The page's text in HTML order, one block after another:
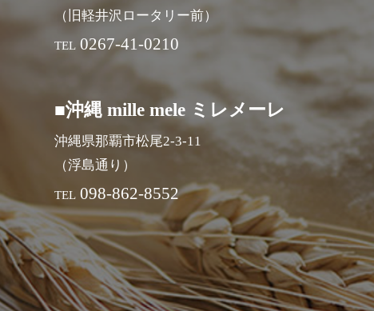
（旧軽井沢ロータリー前）
TEL 0267-41-0210
■沖縄 mille mele ミレメーレ
沖縄県那覇市松尾2-3-11
（浮島通り）
TEL 098-862-8552